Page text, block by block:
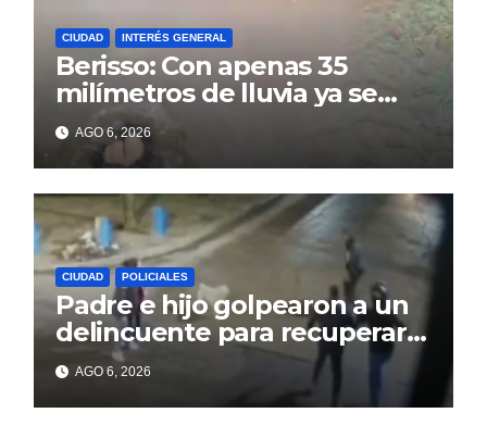
CIUDAD INTERÉS GENERAL
Berisso: Con apenas 35
milímetros de lluvia ya se
sienten los problemas
AGO 6, 2026
CIUDAD POLICIALES
Padre e hijo golpearon a un
delincuente para recuperar
un celular robado en Berisso
AGO 6, 2026